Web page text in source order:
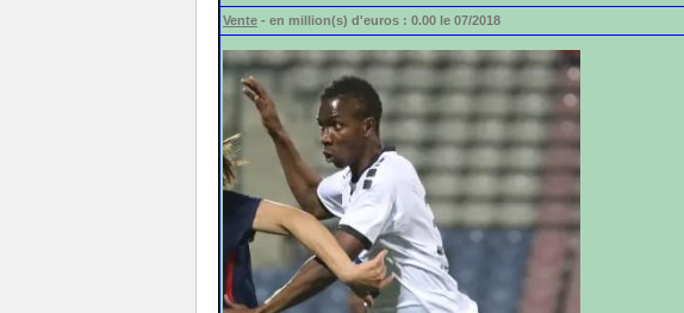
Vente - en million(s) d'euros : 0.00 le 07/2018